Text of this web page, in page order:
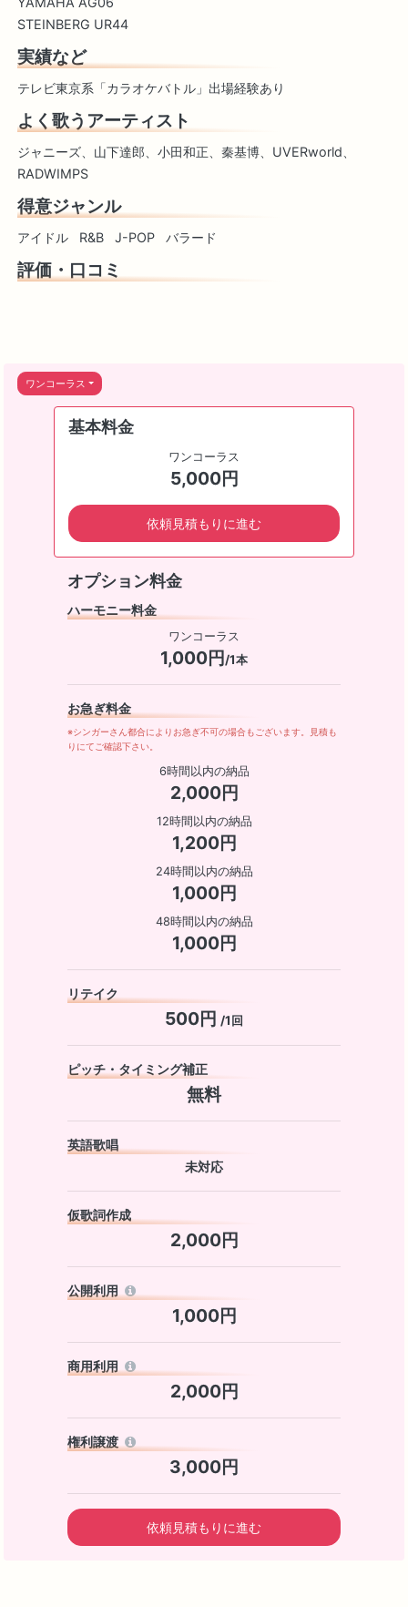
STEINBERG UR44
実績など
テレビ東京系「カラオケバトル」出場経験あり
よく歌うアーティスト
ジャニーズ、山下達郎、小田和正、秦基博、UVERworld、
RADWIMPS
得意ジャンル
アイドル R&B J-POP バラード
評価・口コミ
ワンコーラス
基本料金
ワンコーラス
5,000円
依頼見積もりに進む
オプション料金
ハーモニー料金
ワンコーラス
1,000円/1本
お急ぎ料金
※シンガーさん都合によりお急ぎ不可の場合もございます。見積も
りにてご確認下さい。
6時間以内の納品
2,000円
12時間以内の納品
1,200円
24時間以内の納品
1,000円
48時間以内の納品
1,000円
リテイク
500円 /1回
ピッチ・タイミング補正
無料
英語歌唱
未対応
仮歌詞作成
2,000円
公開利用
1,000円
商用利用
2,000円
権利譲渡
3,000円
依頼見積もりに進む